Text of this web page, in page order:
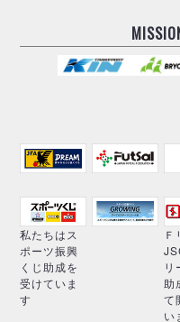
私たちはス
ポーツ振興
くじ助成を
受けていま
す
Ｆ
リ
助
て
い